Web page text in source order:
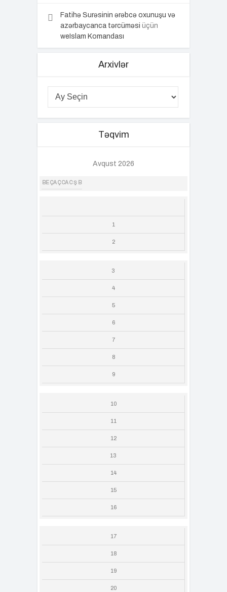
Fatihə Surəsinin ərəbcə oxunuşu və
azərbaycanca tərcüməsi üçün
weIslam Komandası
Arxivlər
Təqvim
Avqust 2026
BE ÇA Ç CA C Ş B
1
2
3
4
5
6
7
8
9
10
11
12
13
14
15
16
17
18
19
20